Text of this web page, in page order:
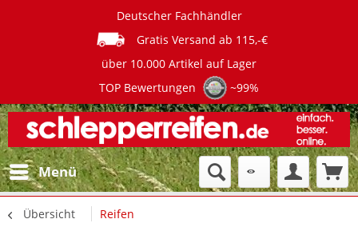
Deutscher Fachhändler
Gratis Versand ab 115,-€
über 10.000 Artikel auf Lager
TOP Bewertungen
~99%
Menü
Übersicht Reifen